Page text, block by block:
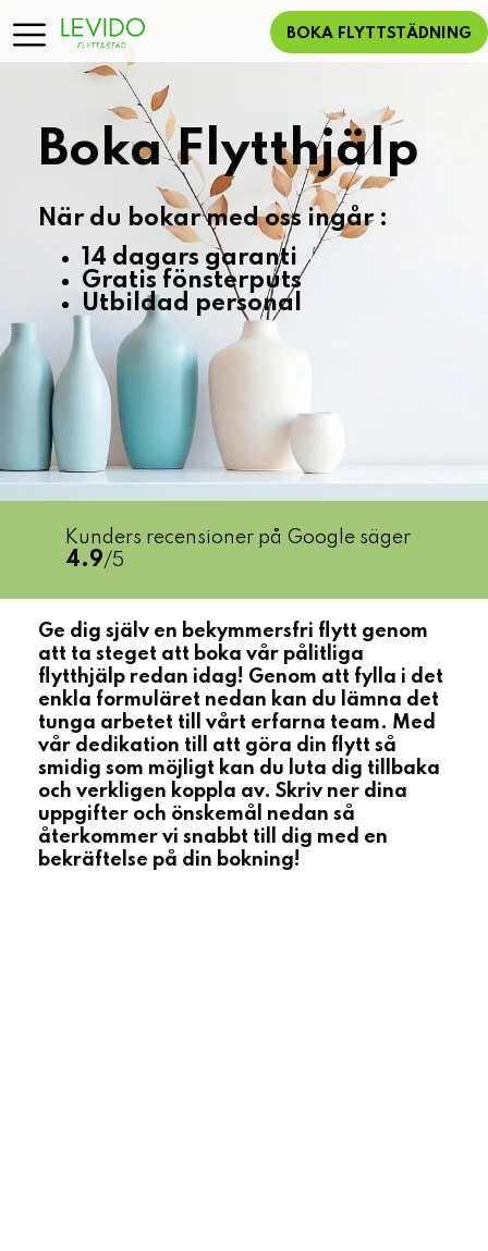
BOKA FLYTTSTÄDNING
Boka Flytthjälp
När du bokar med oss ingår :
14 dagars garanti
Gratis fönsterputs
Utbildad personal
Kunders recensioner på Google säger
4.9/5
Ge dig själv en bekymmersfri flytt genom
att ta steget att boka vår pålitliga
flytthjälp redan idag! Genom att fylla i det
enkla formuläret nedan kan du lämna det
tunga arbetet till vårt erfarna team. Med
vår dedikation till att göra din flytt så
smidig som möjligt kan du luta dig tillbaka
och verkligen koppla av. Skriv ner dina
uppgifter och önskemål nedan så
återkommer vi snabbt till dig med en
bekräftelse på din bokning!